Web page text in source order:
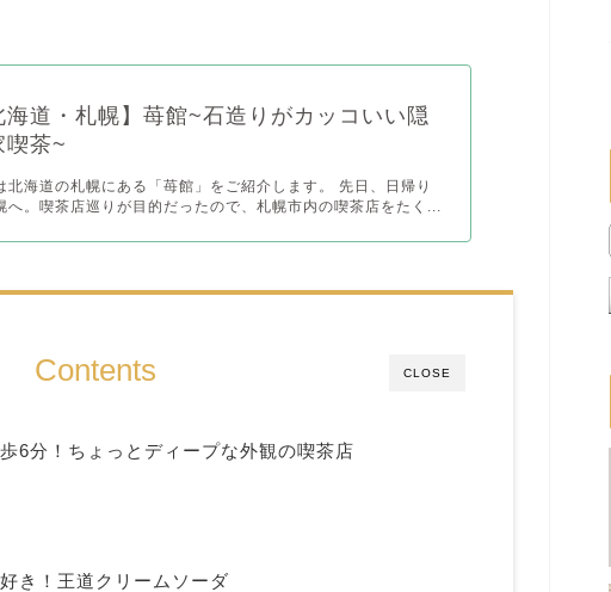
海道・札幌】苺館~石造りがカッコいい隠
喫茶~
北海道の札幌にある「苺館」をご紹介します。 先日、日帰り
へ。喫茶店巡りが目的だったので、札幌市内の喫茶店をたく...
CLOSE
Contents
6分！ちょっとディープな外観の喫茶店
き！王道クリームソーダ